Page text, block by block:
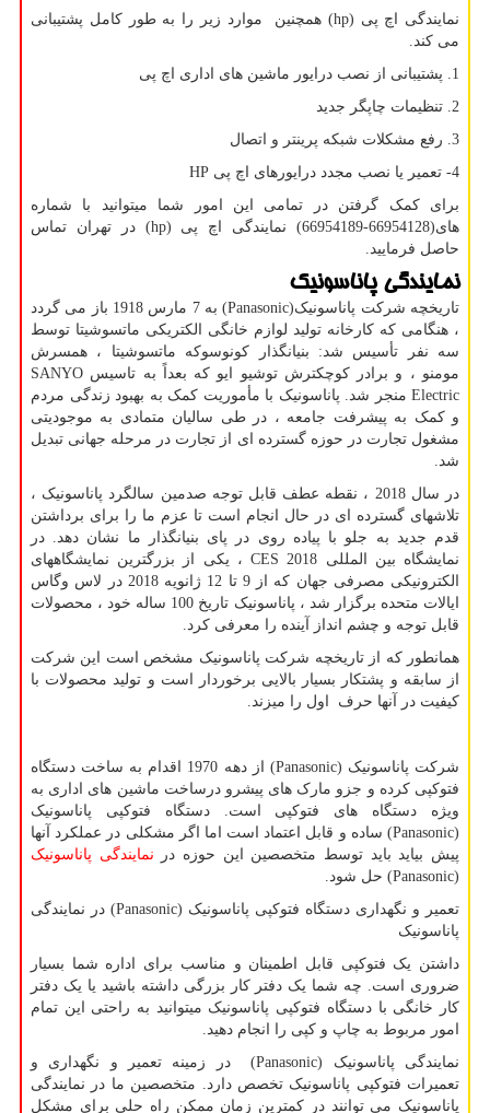
نمایندگی اچ پی hp)) همچنین موارد زیر را به طور کامل پشتیبانی
می کند.
1. پشتیبانی از نصب درایور ماشین های اداری اچ پی
2. تنظیمات چاپگر جدید
3. رفع مشکلات شبکه پرینتر و اتصال
4- تعمیر یا نصب مجدد درایورهای اچ پی
HP
برای کمک گرفتن در تمامی این امور شما میتوانید با شماره
های(66954128-66954189) نمایندگی اچ پی
hp)) در تهران تماس
حاصل فرمایید.
نمایندگی پاناسونیک
تاریخچه شرکت پاناسونیک(Panasonic
) به 7 مارس 1918 باز می گردد
، هنگامی که کارخانه تولید لوازم خانگی الکتریکی ماتسوشیتا توسط
سه نفر تأسیس شد: بنیانگذار کونوسوکه ماتسوشیتا ، همسرش
مومنو ، و برادر کوچکترش توشیو ایو که بعداً به تاسیس SANYO
Electric منجر شد. پاناسونیک با مأموریت کمک به بهبود زندگی مردم
و کمک به پیشرفت جامعه ، در طی سالیان متمادی به موجودیتی
مشغول تجارت در حوزه گسترده ای از تجارت در مرحله جهانی تبدیل
شد.
در سال 2018 ، نقطه عطف قابل توجه صدمین سالگرد پاناسونیک ،
تلاشهای گسترده ای در حال انجام است تا عزم ما را برای برداشتن
قدم جدید به جلو با پیاده روی در پای بنیانگذار ما نشان دهد. در
نمایشگاه بین المللی CES 2018، یکی از بزرگترین نمایشگاههای
الکترونیکی مصرفی جهان که از 9 تا 12 ژانویه 2018 در لاس وگاس
ایالات متحده برگزار شد ، پاناسونیک تاریخ 100 ساله خود ، محصولات
قابل توجه و چشم انداز آینده را معرفی کرد.
همانطور که از تاریخچه شرکت پاناسونیک مشخص است این شرکت
از سابقه و پشتکار بسیار بالایی برخوردار است و تولید محصولات با
کیفیت در آنها حرف اول را میزند.
شرکت پاناسونیک Panasonic)
) از دهه 1970 اقدام به ساخت دستگاه
فتوکپی کرده و جزو مارک های پیشرو درساخت ماشین های اداری به
ویژه دستگاه های فتوکپی است. دستگاه فتوکپی پاناسونیک
Panasonic)) ساده و قابل اعتماد است اما اگر مشکلی در عملکرد آنها
پیش بیاید باید توسط متخصصین این حوزه در نمایندگی پاناسونیک
Panasonic)) حل شود.
تعمیر و نگهداری دستگاه فتوکپی پاناسونیک Panasonic)) در نمایندگی
پاناسونیک
داشتن یک فتوکپی قابل اطمینان و مناسب برای اداره شما بسیار
ضروری است. چه شما یک دفتر کار بزرگی داشته باشید یا یک دفتر
کار خانگی با دستگاه فتوکپی پاناسونیک میتوانید به راحتی این تمام
امور مربوط به چاپ و کپی را انجام دهید.
نمایندگی پاناسونیک Panasonic)) در زمینه تعمیر و نگهداری و
تعمیرات فتوکپی پاناسونیک تخصص دارد. متخصصین ما در نمایندگی
پاناسونیک می توانند در کمترین زمان ممکن راه حلی برای مشکل